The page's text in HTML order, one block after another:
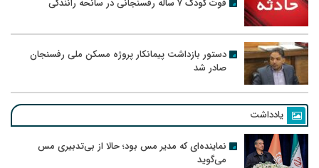
دستور بازداشت پیمانکار پروژه مسکن ملی رفسنجان
صادر شد
یادداشت
نماینده‌ای که مدیر مس بود؛ حالا از بی‌تدبیری مس
می‌گوید